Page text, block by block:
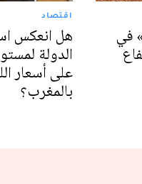
في
اقتصاد
هل انعكس
الدولة
على أسعار
بالمغرب؟